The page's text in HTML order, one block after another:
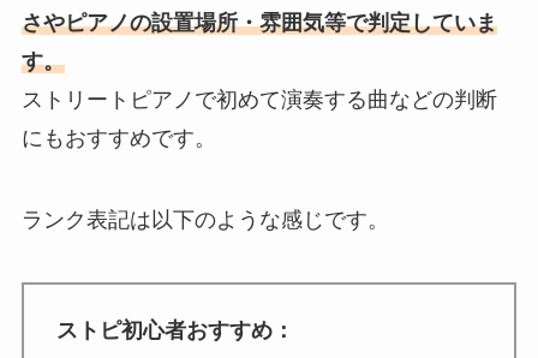
さやピアノの設置場所・雰囲気等で判定していま
す。
ストリートピアノで初めて演奏する曲などの判断
にもおすすめです。
ランク表記は以下のような感じです。
ストピ初心者おすすめ：